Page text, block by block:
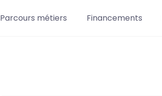
Parcours métiers Financements